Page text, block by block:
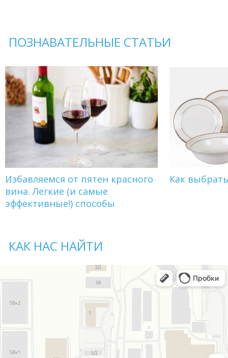
ПОЗНАВАТЕЛЬНЫЕ СТАТЬИ
Избавляемся от пятен красного
вина. Легкие (и самые
эффективные!) способы
Как
КАК НАС НАЙТИ